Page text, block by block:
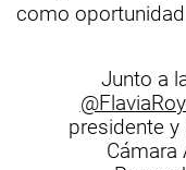
como
Junto a
presidente
Cámara